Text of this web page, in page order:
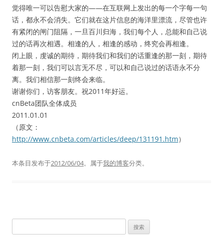
觉得唯一可以告慰大家的——在互联网上发出的每一个字每一句
话，都永不会消失。它们就在这片信息的海洋里漂流，尽管也许
有紧闭的闸门阻隔，一旦百川归海，我们每个人，总能和自己说
过的话再次相遇。相逢的人，相逢的感动，终究会再相逢。
闭上眼，虔诚的期待，期待我们和我们的话重逢的那一刻，期待
着那一刻，我们可以言无不尽，可以和自己说过的话语永不分
离。我们相信那一刻终会来临。
谢谢你们，访客朋友。祝2011年好运。
cnBeta团队全体成员
2011.01.01
（原文：
http://www.cnbeta.com/articles/deep/131191.htm）
本条目发布于2012/06/04。属于我的博客分类。
索：